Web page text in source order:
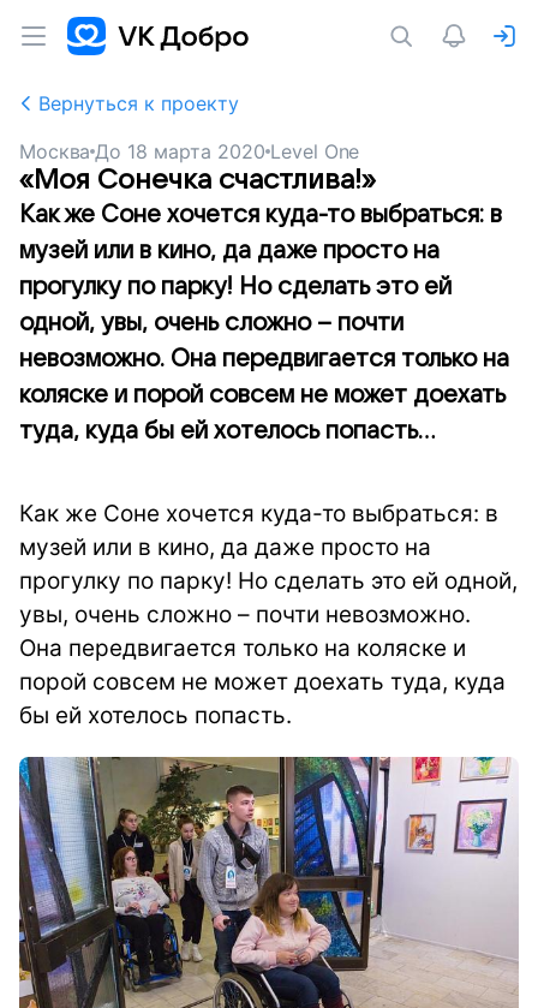
Вернуться к проекту
Москва До 18 марта 2020 Level One
«Моя Сонечка счастлива!»
Как же Соне хочется куда-то выбраться: в
музей или в кино, да даже просто на
прогулку по парку! Но сделать это ей
одной, увы, очень сложно – почти
невозможно. Она передвигается только на
коляске и порой совсем не может доехать
туда, куда бы ей хотелось попасть...
Как же Соне хочется куда-то выбраться: в
музей или в кино, да даже просто на
прогулку по парку! Но сделать это ей одной,
увы, очень сложно – почти невозможно.
Она передвигается только на коляске и
порой совсем не может доехать туда, куда
бы ей хотелось попасть.